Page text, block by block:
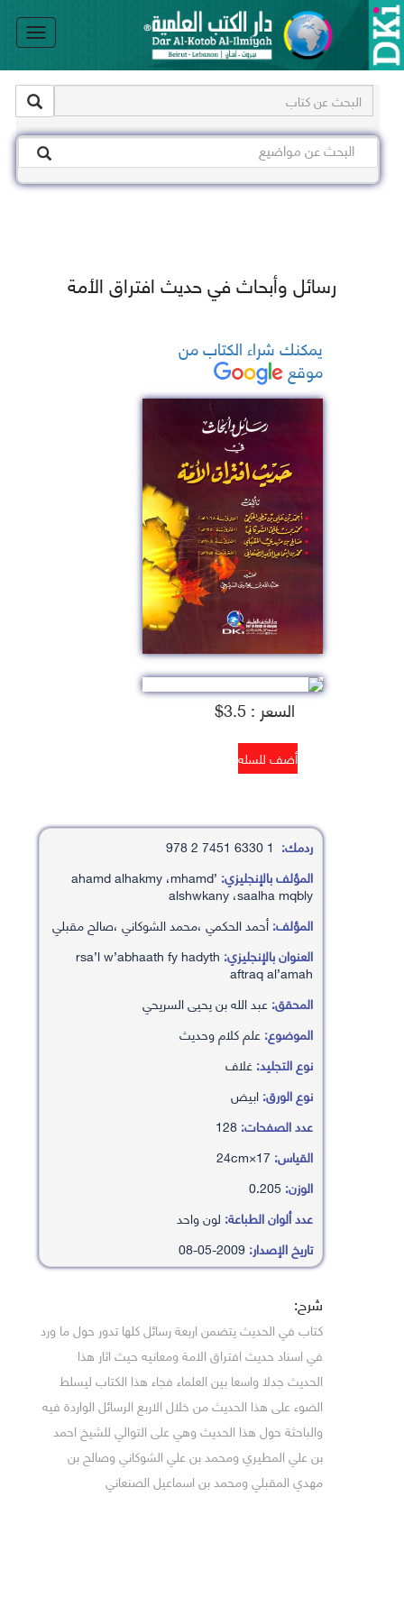
رسائل وأبحاث في حديث افتراق الأمة
يمكنك شراء الكتاب من
موقع
السعر : 3.5$
ردمك:
المؤلف بالإنجليزي: ’ahamd alhakmy ،mhamd
alshwkany ،saalha mqbly
المؤلف:أحمد الحكمي ،محمد الشوكاني ،صالح مقبلي
العنوان بالإنجليزي: rsa’l w’abhaath fy hadyth
aftraq al’amah
المحقق:عبد الله بن يحيى السريحي
الموضوع:علم كلام وحديث
نوع التجليد:غلاف
نوع الورق:ابيض
عدد الصفحات:
القياس:
الوزن:
عدد ألوان الطباعة: لون واحد
تاريخ الإصدار:
شرح:
كتاب في الحديث يتضمن اربعة رسائل كلها تدور حول ما ورد
في اسناد حديث افتراق الامة ومعانيه حيث اثار هذا
الحديث جدلا واسعا بين العلماء فجاء هذا الكتاب ليسلط
الضوء على هذا الحديث من خلال الاربع الرسائل الواردة فيه
والباحثة حول هذا الحديث وهي على التوالي للشيخ احمد
بن علي المطيري ومحمد بن علي الشوكاني وصالح بن
مهدي المقبلي ومحمد بن اسماعيل الصنعاني